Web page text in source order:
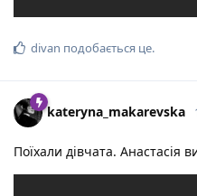
divan подобається це.
kateryna_makarevska
Поїхали дівчата. Анастасія